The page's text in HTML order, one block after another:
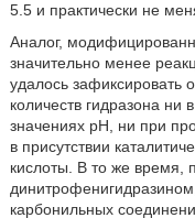
5.5 и практически не
Аналог,
значительно менее
удалось зафиксировать
количеств гидразона ни
значениях pH, ни при
в присутствии
кислоты. В то же время,
карбонильных